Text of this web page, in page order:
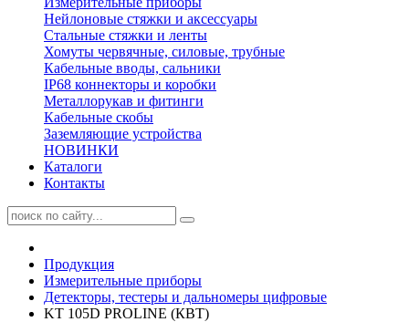
Нейлоновые стяжки и аксессуары
Стальные стяжки и ленты
Хомуты червячные, силовые, трубные
Кабельные вводы, сальники
IP68 коннекторы и коробки
Металлорукав и фитинги
Кабельные скобы
Заземляющие устройства
НОВИНКИ
Каталоги
Контакты
Продукция
Измерительные приборы
Детекторы, тестеры и дальномеры цифровые
KT 105D PROLINE (КВТ)